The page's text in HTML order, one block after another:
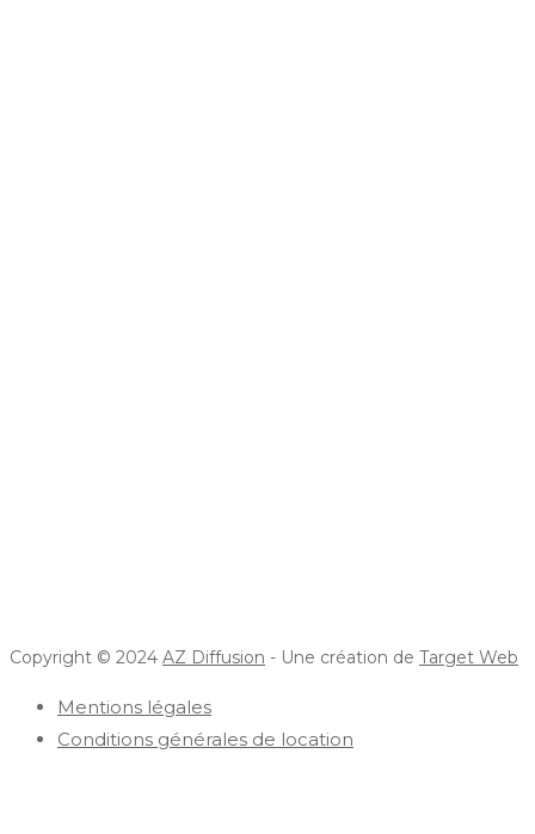
Copyright © 2024 AZ Diffusion - Une création de Target Web
Mentions légales
Conditions générales de location